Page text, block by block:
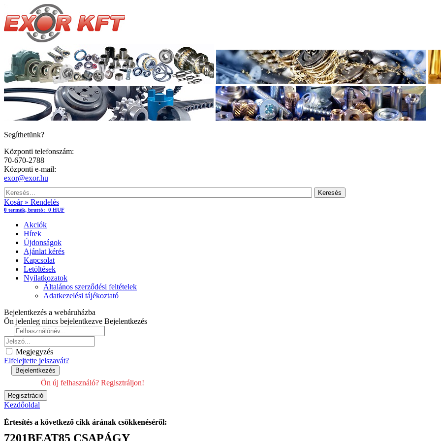
Segíthetünk?
Központi telefonszám:
70-670-2788
Központi e-mail:
exor@exor.hu
Kosár » Rendelés
0 termék, bruttó: 0 HUF
Akciók
Hírek
Újdonságok
Ajánlat kérés
Kapcsolat
Letöltések
Nyilatkozatok
Általános szerződési feltételek
Adatkezelési tájékoztató
Bejelentkezés a webáruházba
Ön jelenleg nincs bejelentkezve Bejelentkezés
Megjegyzés
Elfelejtette jelszavát?
Ön új felhasználó? Regisztráljon!
Kezdőoldal
Értesítés a következő cikk árának csökkenéséről:
7201BEAT85 CSAPÁGY